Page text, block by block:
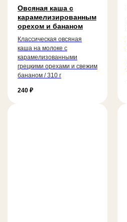
Овсяная каша с
карамелизированным
орехом и бананом
Классическая овсяная
каша на молоке с
карамелизованными
грецкими орехами и свежим
бананом / 310 г
240 ₽